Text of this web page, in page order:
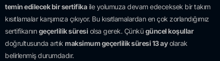
temin edilecek bir sertifikaile yolumuza devam edeceksek bir takım
kısıtlamalar karşımıza çıkıyor. Bu kısıtlamalardan en çok zorlandığımız
sertifikanıngeçerlilik süresi olsa gerek. Çünkügüncel koşullar
doğrultusunda artık maksimum geçerlilik süresi 13 ayolarak
belirlenmiş durumdadır.